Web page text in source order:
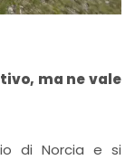
ma ne vale
di Norcia e si